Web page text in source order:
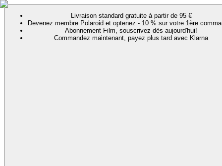
Livraison standard gratuite à partir de 95 €
Devenez membre Polaroid et optenez - 10 % sur votre 1ère
Abonnement Film, souscrivez dès aujourd'hui!
Commandez maintenant, payez plus tard avec Klarna